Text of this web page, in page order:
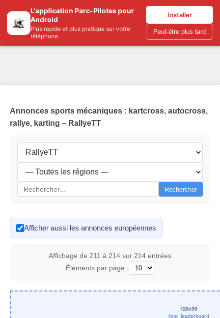
L'application Parc-Pilotes pour
Android
Plus rapide et plus pratique sur votre
téléphone.
Installer
Peut-être plus tard
Parc-pilotes.com
Annonces sports mécaniques : kartcross, autocross,
rallye, karting – RallyeTT
Rechercher
Afficher aussi les annonces européennes
Affichage de 211 à 214 sur 214 entrées
Éléments par page :
728x90
liste_leaderboard